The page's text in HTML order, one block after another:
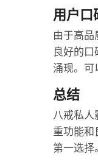
用户口
由于高
良好的
涌现。可
总结
八戒私人
重功能
第一选择